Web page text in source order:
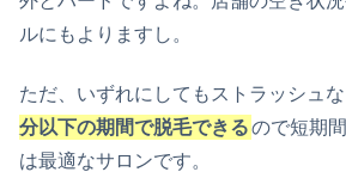
ルにもよりますし。
ただ、いずれにしてもストラッシュな
分以下の期間で脱毛できるので短期
は最適なサロンです。